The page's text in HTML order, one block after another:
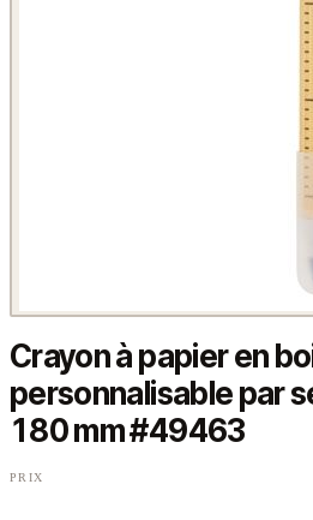
Crayon à papier en
personnalisable par
180 mm #49463
PRIX